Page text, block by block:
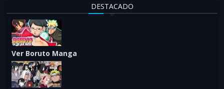
DESTACADO
Ver Boruto Manga